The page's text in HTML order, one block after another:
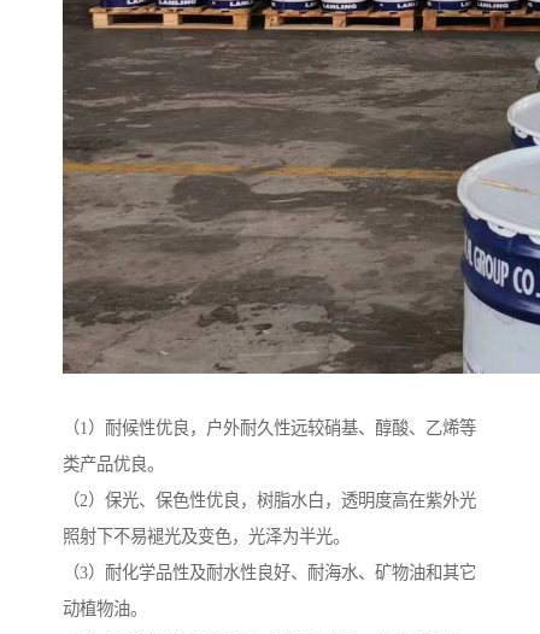
（1）耐候性优良，户外耐久性远较硝基、醇酸、乙烯等
类产品优良。
（2）保光、保色性优良，树脂水白，透明度高在紫外光
照射下不易褪光及变色，光泽为半光。
（3）耐化学品性及耐水性良好、耐海水、矿物油和其它
动植物油。